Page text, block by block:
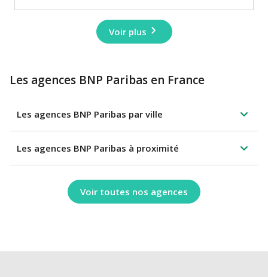
Voir plus
Les agences BNP Paribas en France
Les agences BNP Paribas par ville
Les agences BNP Paribas à proximité
Voir toutes nos agences